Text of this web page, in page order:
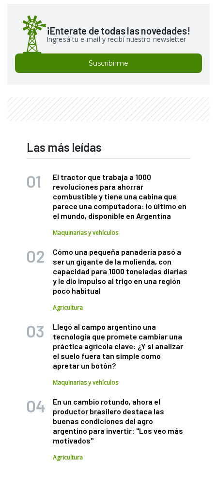
¡Enterate de todas las novedades!
Ingresá tu e-mail y recibí nuestro newsletter
Suscribirme
Las más leídas
El tractor que trabaja a 1000
revoluciones para ahorrar
combustible y tiene una cabina que
parece una computadora: lo último en
el mundo, disponible en Argentina
Maquinarias y vehículos
Cómo una pequeña panadería pasó a
ser un gigante de la molienda, con
capacidad para 1000 toneladas diarias
y le dio impulso al trigo en una región
poco habitual
Agricultura
Llegó al campo argentino una
tecnología que promete cambiar una
práctica agrícola clave: ¿Y si analizar
el suelo fuera tan simple como
apretar un botón?
Maquinarias y vehículos
En un cambio rotundo, ahora el
productor brasilero destaca las
buenas condiciones del agro
argentino para invertir: "Los veo más
motivados"
Agricultura